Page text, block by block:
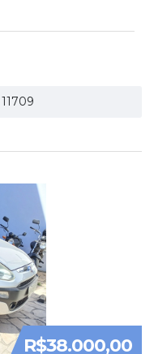
11709
R$38.000,00